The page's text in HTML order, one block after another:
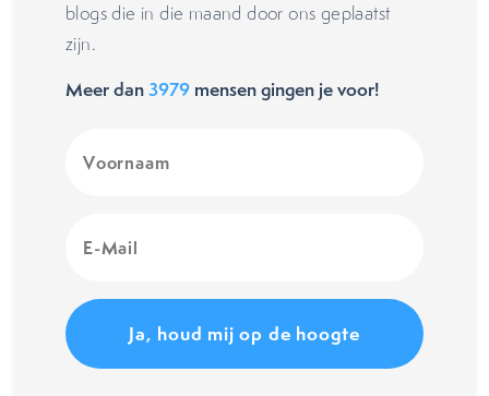
blogs die in die maand door ons geplaatst
zijn.
Meer dan3979 mensen gingen je voor!
(Vereist)
Mail